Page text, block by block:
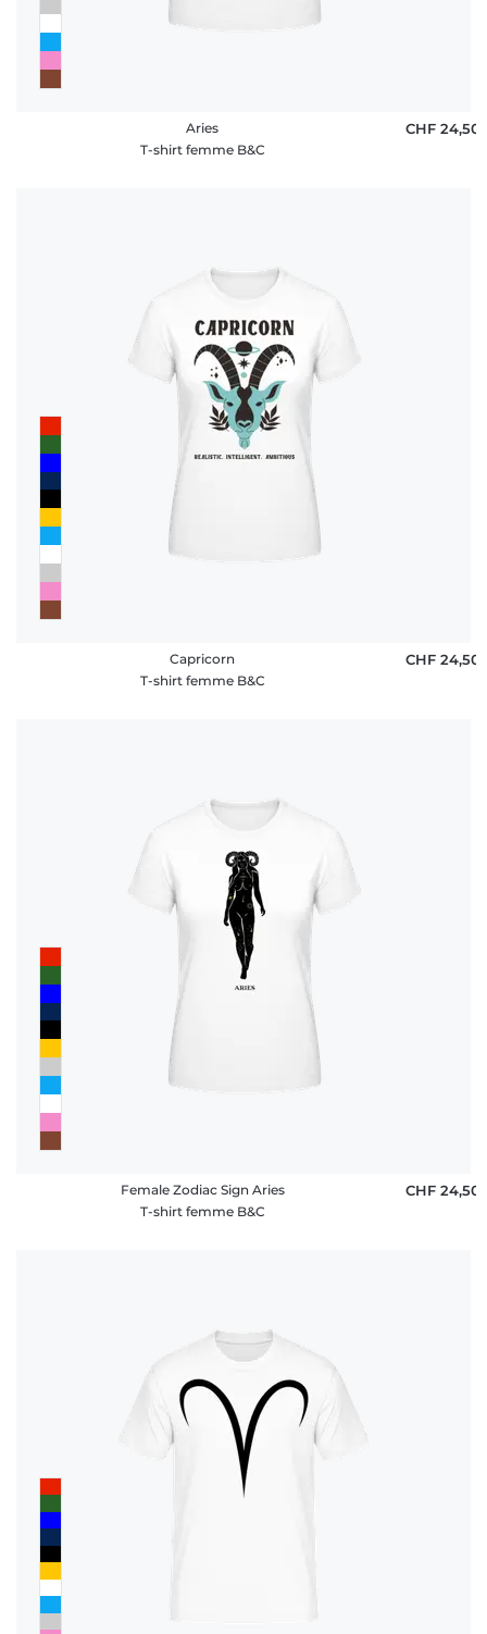
Aries
T-shirt femme B&C
CHF 24,50
Capricorn
T-shirt femme B&C
CHF 24,50
Female Zodiac Sign Aries
T-shirt femme B&C
CHF 24,50